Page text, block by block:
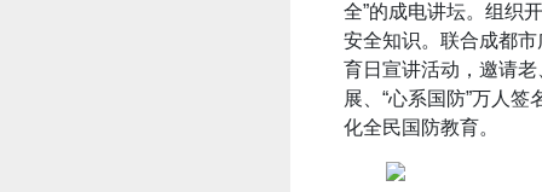
全”的成电讲坛。组织
安全知识。联合成都
育日宣讲活动，邀请
展、“心系国防”万人
化全民国防教育。